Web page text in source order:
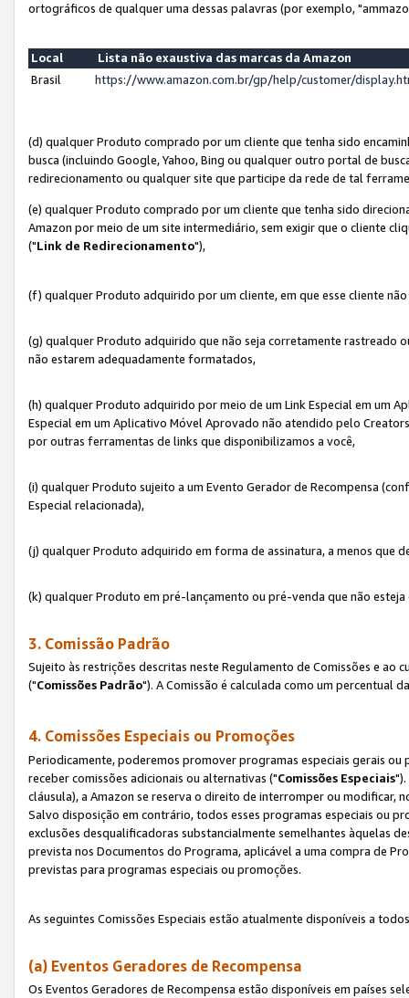
ortográficos de qualquer uma dessas palavras (por exemplo,
Local
Lista não exaustiva das marcas da Amazon
Brasil
https://www.amazon.com.br/gp/help/customer/
(d) qualquer Produto comprado por um cliente que tenha sido
busca (incluindo Google, Yahoo, Bing ou qualquer outro portal de
redirecionamento ou qualquer site que participe da rede de tal
(e) qualquer Produto comprado por um cliente que tenha sido
Amazon por meio de um site intermediário, sem exigir que o cliente
("Link de Redirecionamento"),
(f) qualquer Produto adquirido por um cliente, em que esse cliente
(g) qualquer Produto adquirido que não seja corretamente rastreado
não estarem adequadamente formatados,
(h) qualquer Produto adquirido por meio de um Link Especial em um
Especial em um Aplicativo Móvel Aprovado não atendido pelo
por outras ferramentas de links que disponibilizamos a você,
(i) qualquer Produto sujeito a um Evento Gerador de Recompensa
Especial relacionada),
(j) qualquer Produto adquirido em forma de assinatura, a menos que
(k) qualquer Produto em pré-lançamento ou pré-venda que não
3. Comissão Padrão
Sujeito às restrições descritas neste Regulamento de Comissões e ao
("Comissões Padrão"). A Comissão é calculada como um percentual
4. Comissões Especiais ou Promoções
Periodicamente, poderemos promover programas especiais gerais
receber comissões adicionais ou alternativas ("Comissões Especiais
cláusula), a Amazon se reserva o direito de interromper ou
Salvo disposição em contrário, todos esses programas especiais ou
exclusões desqualificadoras substancialmente semelhantes àquelas
prevista nos Documentos do Programa, aplicável a uma compra de
previstas para programas especiais ou promoções.
As seguintes Comissões Especiais estão atualmente disponíveis a
(a) Eventos Geradores de Recompensa
Os Eventos Geradores de Recompensa estão disponíveis em países